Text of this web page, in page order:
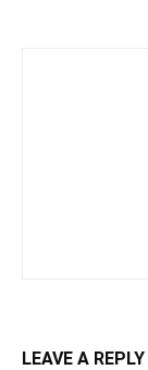
LEAVE A REPLY